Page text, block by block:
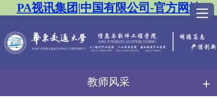
PA视讯集团|中国有限公司-官方网站
教师风采